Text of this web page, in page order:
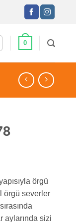
0
örgü
örgü severler
aylarında sizi